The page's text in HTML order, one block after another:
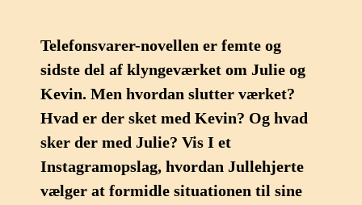
Telefonsvarer-novellen er femte og
sidste del af klyngeværket om Julie og
Kevin. Men hvordan slutter værket?
Hvad er der sket med Kevin? Og hvad
sker der med Julie? Vis I et
Instagramopslag, hvordan Jullehjerte
vælger at formidle situationen til sine